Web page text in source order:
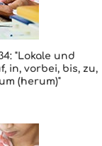
"Lokale und
in, vorbei, bis, zu,
(herum)"